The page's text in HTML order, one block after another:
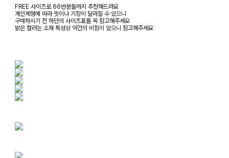
FREE 사이즈로 66반분들까지 추천해드려요
개인체형에 따라 핏이나 기장이 달라질 수 있으니
구매하시기 전 하단의 사이즈표를 꼭 참고해주세요
밝은 컬러는 소재 특성상 약간의 비침이 있으니 참고해주세요